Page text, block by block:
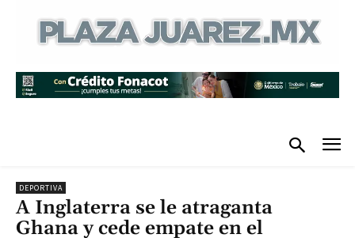
DEPORTIVA
A Inglaterra se le atraganta
Ghana y cede empate en el